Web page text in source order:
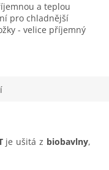
a teplou
pro chladnější
- velice příjemný
je ušitá z biobavlny,